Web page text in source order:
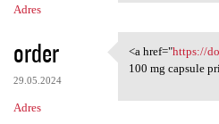
Adres
order
29.05.2024
Adres
<a
<a href="https://
100 mg capsule